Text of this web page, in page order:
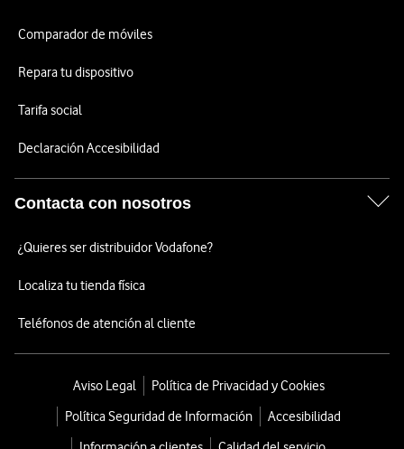
Comparador de móviles
Repara tu dispositivo
Tarifa social
Declaración Accesibilidad
Contacta con nosotros
¿Quieres ser distribuidor Vodafone?
Localiza tu tienda física
Teléfonos de atención al cliente
Aviso Legal
Política de Privacidad y Cookies
Política Seguridad de Información
Accesibilidad